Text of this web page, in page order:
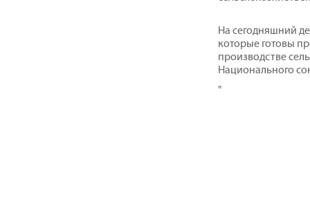
На сегодняшний
которые готовы
производстве
Национального
"